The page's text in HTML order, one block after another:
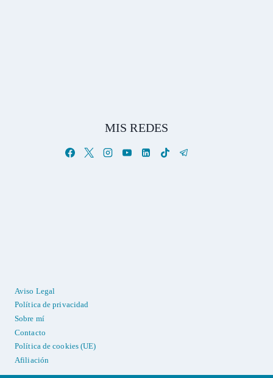
MIS REDES
Aviso Legal
Política de privacidad
Sobre mí
Contacto
Política de cookies (UE)
Afiliación